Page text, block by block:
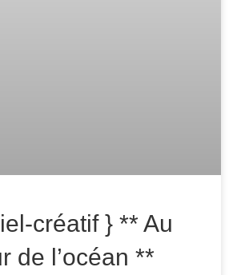
créatif } ** Au
de l’océan **